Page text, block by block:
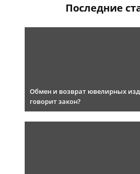
Последние
Обмен и возврат ювелирных
говорит закон?